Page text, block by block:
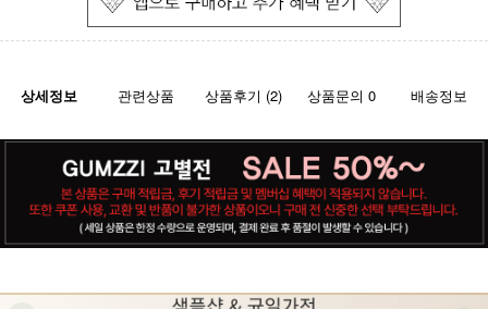
상세정보 관련상품 상품후기 (2) 상품문의 0 배송정보